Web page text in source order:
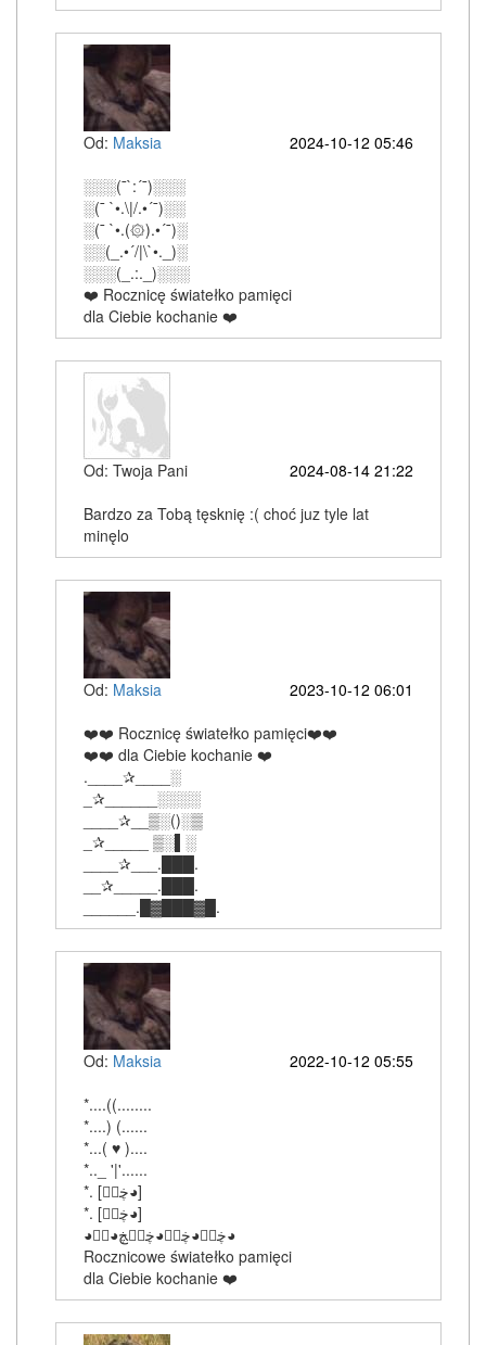
Od: Maksia
2024-10-12 05:46
░░░(¯`:´¯)░░░
░(¯ `•.\|/.•´¯)░░
░(¯ `•.(۞).•´¯)░
░░(_.•´/|\`•._)░
░░░(_.:._)░░░
❤️ Rocznicę światełko pamięci
dla Ciebie kochanie ❤️
Od: Twoja Pani
2024-08-14 21:22
Bardzo za Tobą tęsknię :( choć juz tyle lat
minęlo
Od: Maksia
2023-10-12 06:01
❤️❤️ Rocznicę światełko pamięci❤️❤️
❤️❤️ dla Ciebie kochanie ❤️
.____✰____░
_✰______░░░░
____✰__▒░()░▒
_✰_____ ▒░▌░
____✰___.███.
__✰_____.███.
______.█▓███▓█.
Od: Maksia
2022-10-12 05:55
*....((........
*....) (......
*...( ♥ )....
*.._ '|'......
‎*. [ڿڰۣ◕]
‎*. [ڿڰۣ◕]
‎◕ڿڰۣ◕ڿڰۣ◕ڿڰۣڿ◕ڰۣ◕
Rocznicowe światełko pamięci
dla Ciebie kochanie ❤️